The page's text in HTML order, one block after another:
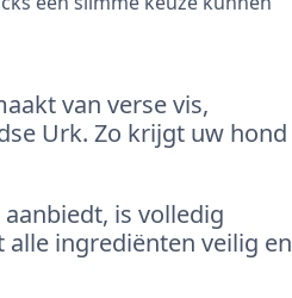
van verse vis,
Urk. Zo krijgt uw hond
is volledig
ingrediënten veilig en